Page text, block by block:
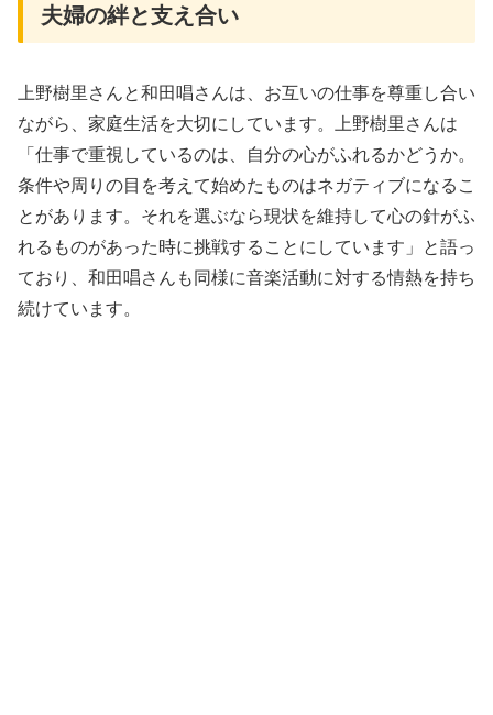
夫婦の絆と支え合い
上野樹里さんと和田唱さんは、お互いの仕事を尊重し合い
ながら、家庭生活を大切にしています。上野樹里さんは
「仕事で重視しているのは、自分の心がふれるかどうか。
条件や周りの目を考えて始めたものはネガティブになるこ
とがあります。それを選ぶなら現状を維持して心の針がふ
れるものがあった時に挑戦することにしています」と語っ
ており、和田唱さんも同様に音楽活動に対する情熱を持ち
続けています。